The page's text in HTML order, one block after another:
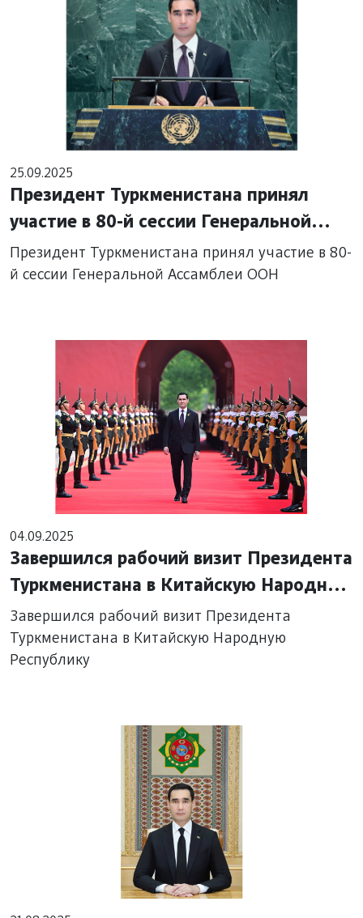
25.09.2025
Президент Туркменистана принял
участие в 80-й сессии Генеральной
Ассамблеи ООН
Президент Туркменистана принял участие в 80-
й сессии Генеральной Ассамблеи ООН
04.09.2025
Завершился рабочий визит Президента
Туркменистана в Китайскую Народную
Республику
Завершился рабочий визит Президента
Туркменистана в Китайскую Народную
Республику